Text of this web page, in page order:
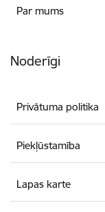
Par mums
Noderīgi
Privātuma politika
Piekļūstamība
Lapas karte